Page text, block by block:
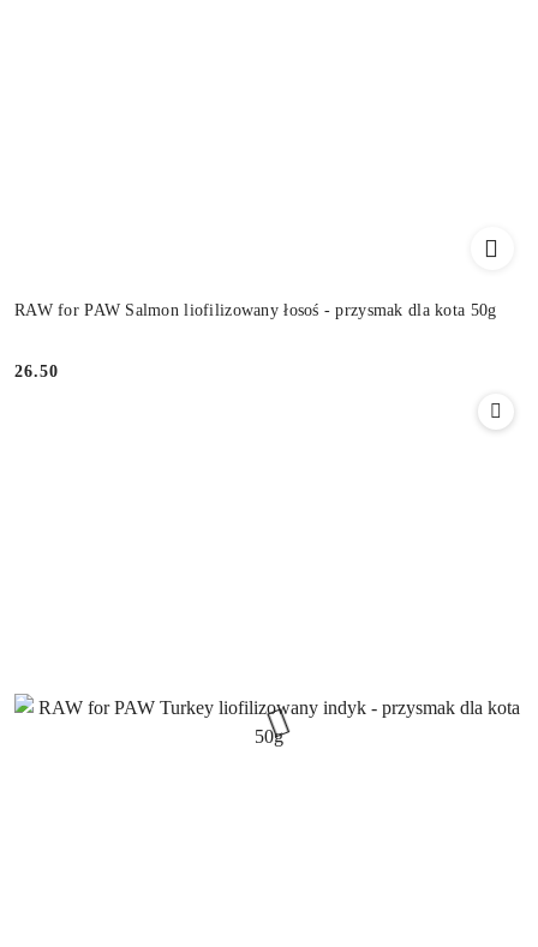
RAW for PAW Salmon liofilizowany łosoś - przysmak dla kota 50g
Cena:
26.50